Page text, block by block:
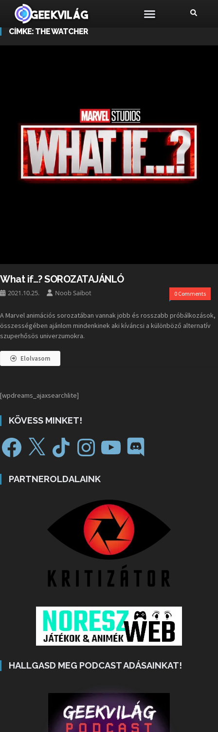
CÍMKE: THE WATCHER
What if…? SOROZATAJÁNLÓ
2021.10.25. Noob Saibot 0 Comments
A Marvel animációs sorozatában vannak jobb és rosszabb próbálkozások,
összességében ajánlom mindenkinek aki kíváncsi a különböző alternatív
szuperhősös univerzumokra.
Elolvasom
[wpdreams_ajaxsearchlite]
KÖVESS MINKET!
PARTNEROLDALAINK
HALLGASD MEG PODCAST ADÁSAINKAT!